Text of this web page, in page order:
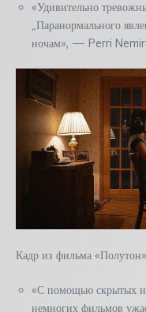
«Удивительно
„Паранормального
ночам», — Perri
Кадр из фильма «Полутон»
«С помощью скрытых
немногих фильмов